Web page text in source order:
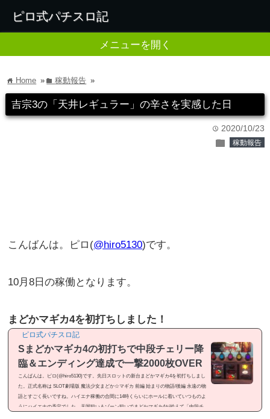
ピロ式パチスロ記
メニューを開く
home Home » folder稼動報告 »
吉宗3の「天井レギュラー」の辛さを実感した日
time 2020/10/23
folder 稼動報告
こんばんは。ピロ(@hiro5130)です。
10月8日の稼働となります。
まどかマギカ4を初打ちしました！
ピロ式パチスロ記
Sまどかマギカ4の初打ちで中段チェリー降
臨＆エンディング達成で一撃2000枚OVER
こんばんは。ピロ(@hiro5130)です。先日スロットの新台まどかマギカ4を初打ちしまし
た。正式名称は SLOT劇場版 魔法少女まどか☆マギカ 前編 始まりの物語/後編 永遠の物
語とすごく長いですね。ハイエナ稼働の合間に14時くらいにホールに着いていつものよ
うにハイエナの予定でした。天国狙い＆ゾーン狙いでまどかマギカ4が拾えて「中段チ